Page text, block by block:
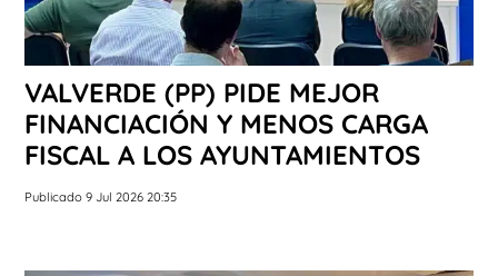
VALVERDE (PP) PIDE MEJOR
FINANCIACIÓN Y MENOS CARGA
FISCAL A LOS AYUNTAMIENTOS
Publicado 9 Jul 2026 20:35